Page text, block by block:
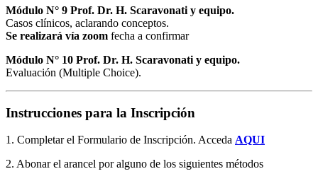
Módulo N° 9 Prof. Dr. H. Scaravonati y equipo.
Casos clínicos, aclarando conceptos.
Se realizará vía zoom fecha a confirmar
Módulo N° 10 Prof. Dr. H. Scaravonati y equipo.
Evaluación (Multiple Choice).
Instrucciones para la Inscripción
1. Completar el Formulario de Inscripción. Acceda AQUI
2. Abonar el arancel por alguno de los siguientes métodos